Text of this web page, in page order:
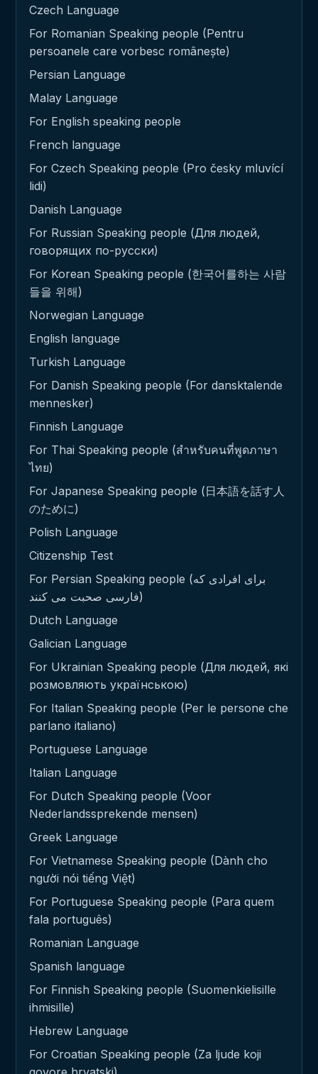
Czech Language
For Romanian Speaking people (Pentru
persoanele care vorbesc românește)
Persian Language
Malay Language
For English speaking people
French language
For Czech Speaking people (Pro česky mluvící
lidi)
Danish Language
For Russian Speaking people (Для людей,
говорящих по-русски)
For Korean Speaking people (한국어를하는 사람
들을 위해)
Norwegian Language
English language
Turkish Language
For Danish Speaking people (For dansktalende
mennesker)
Finnish Language
For Thai Speaking people (สำหรับคนที่พูดภาษา
ไทย)
For Japanese Speaking people (日本語を話す人
のために)
Polish Language
Citizenship Test
For Persian Speaking people (برای افرادی که
فارسی صحبت می کنند)
Dutch Language
Galician Language
For Ukrainian Speaking people (Для людей, які
розмовляють українською)
For Italian Speaking people (Per le persone che
parlano italiano)
Portuguese Language
Italian Language
For Dutch Speaking people (Voor
Nederlandssprekende mensen)
Greek Language
For Vietnamese Speaking people (Dành cho
người nói tiếng Việt)
For Portuguese Speaking people (Para quem
fala português)
Romanian Language
Spanish language
For Finnish Speaking people (Suomenkielisille
ihmisille)
Hebrew Language
For Croatian Speaking people (Za ljude koji